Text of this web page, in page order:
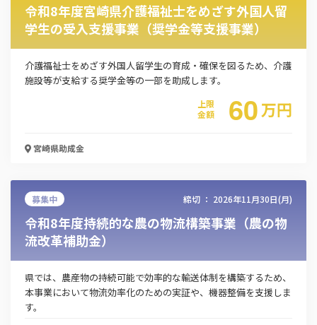
この補助金の情報をPDFダウンロード
令和8年度フードビジネス競争力強化事業補助金
令和8年度宮崎県介護福祉士をめざす外国人留
学生の受入支援事業（奨学金等支援事業）
介護福祉士をめざす外国人留学生の育成・確保を図るため、介護
施設等が支給する奨学金等の一部を助成します。
上限
金額
60万円
宮崎県助成金
募集中 締切 ： 2026年11月30日(月)
令和8年度持続的な農の物流構築事業（農の物
流改革補助金）
県では、農産物の持続可能で効率的な輸送体制を構築するため、
本事業において物流効率化のための実証や、機器整備を支援しま
す。